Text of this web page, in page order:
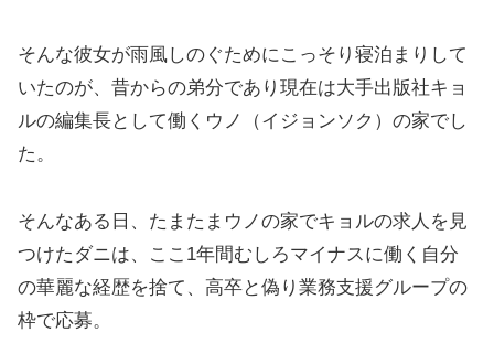
そんな彼女が雨風しのぐためにこっそり寝泊まりして
いたのが、昔からの弟分であり現在は大手出版社キョ
ルの編集長として働くウノ（イジョンソク）の家でし
た。
そんなある日、たまたまウノの家でキョルの求人を見
つけたダニは、ここ1年間むしろマイナスに働く自分
の華麗な経歴を捨て、高卒と偽り業務支援グループの
枠で応募。